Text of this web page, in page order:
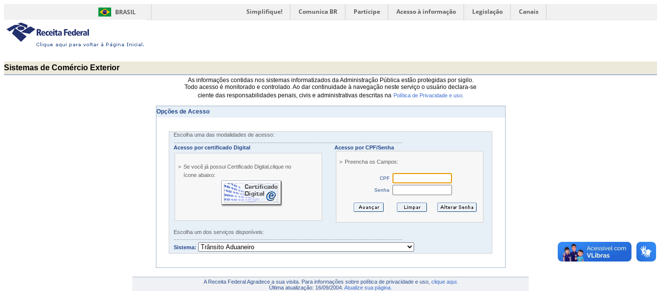
BRASIL Simplifique! Comunica BR Participe Acesso à informação Legislação Canais
Sistemas de Comércio Exterior
As informações contidas nos sistemas informatizados da Administração Pública estão protegidas por sigilo.
Todo acesso é monitorado e controlado. Ao dar continuidade à navegação neste serviço o usuário declara-se
ciente das responsabilidades penais, civis e administrativas descritas na Política de Privacidade e uso.
Opções de Acesso
Escolha uma das modalidades de acesso:
Acesso por certificado Digital
Acesso por CPF/Senha
> Se você já possui Certificado Digital,clique no
ícone abaixo:
> Preencha os Campos:
CPF
Senha
Escolha um dos serviços disponíveis:
Sistema:
A Receita Federal Agradece a sua visita. Para informações sobre política de privacidade e uso, clique aqui.
Última atualização: 16/09/2004. Atualize sua página.